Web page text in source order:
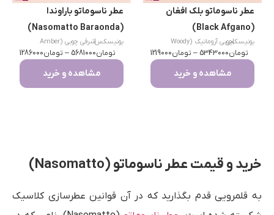
عطر ناسوماتو بلک افغان
(Black Afgano)
یونیسکس
|
چوبی آروماتیک (Woody
Aromatic) / دودیتومان5343000
– تومان1219000
مشاهده و خرید
عطر ناسوماتو باراوندا
(Nasomatto Baraonda)
یونیسکس|
شرقی چوبی (Amber
Woody) تومان5681000
– تومان1286000
مشاهده و خرید
خرید و قیمت عطر ناسوماتو (Nasomatto)
به قلمرویی قدم بگذارید که در آن قوانین عطرسازی کلاسیک